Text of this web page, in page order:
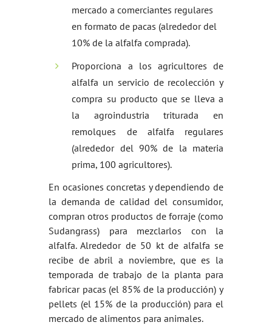
mercado a comerciantes regulares
en formato de pacas (alrededor del
10% de la alfalfa comprada).
Proporciona a los agricultores de
alfalfa un servicio de recolección y
compra su producto que se lleva a
la agroindustria triturada en
remolques de alfalfa regulares
(alrededor del 90% de la materia
prima, 100 agricultores).
En ocasiones concretas y dependiendo de
la demanda de calidad del consumidor,
compran otros productos de forraje (como
Sudangrass) para mezclarlos con la
alfalfa. Alrededor de 50 kt de alfalfa se
recibe de abril a noviembre, que es la
temporada de trabajo de la planta para
fabricar pacas (el 85% de la producción) y
pellets (el 15% de la producción) para el
mercado de alimentos para animales.